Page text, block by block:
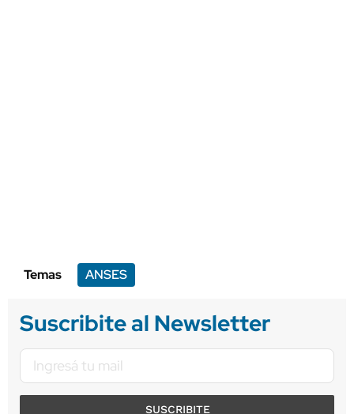
Temas ANSES
Suscribite al Newsletter
SUSCRIBITE